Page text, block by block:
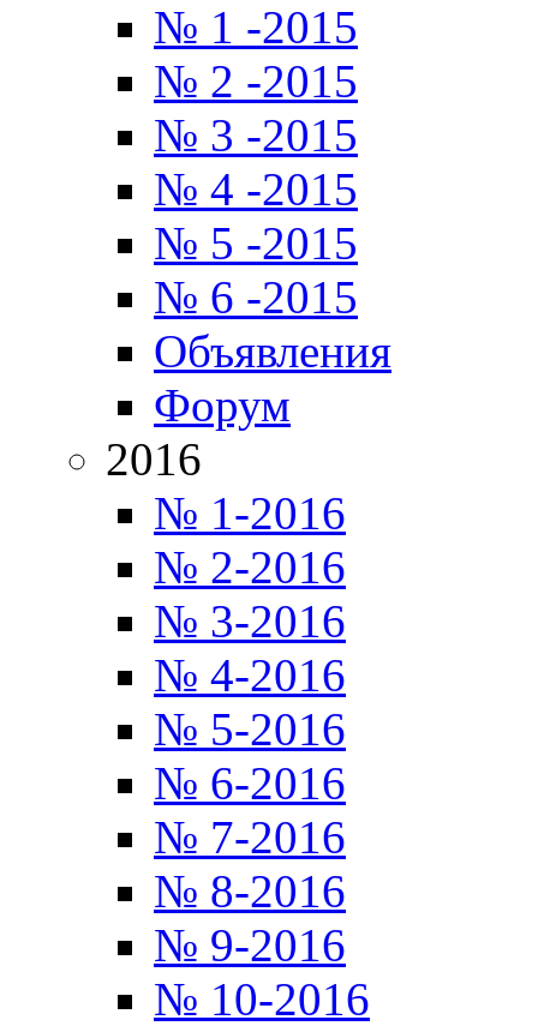
№ 1 -2015
№ 2 -2015
№ 3 -2015
№ 4 -2015
№ 5 -2015
№ 6 -2015
Объявления
Форум
2016
№ 1-2016
№ 2-2016
№ 3-2016
№ 4-2016
№ 5-2016
№ 6-2016
№ 7-2016
№ 8-2016
№ 9-2016
№ 10-2016